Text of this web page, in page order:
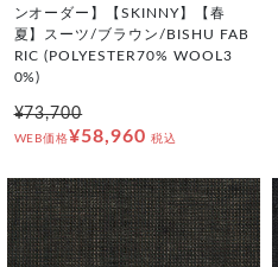
ンオーダー】【SKINNY】【春
夏】スーツ/ブラウン/BISHU FAB
RIC (POLYESTER70% WOOL3
0%)
¥73,700
WEB価格¥58,960 税込